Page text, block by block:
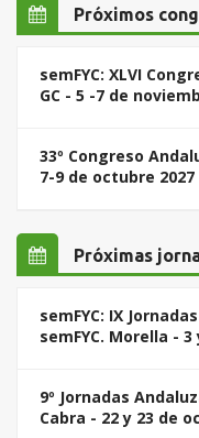
Próximos
semFYC: XLVI
GC - 5 -7 de
33º Congreso
7-9 de octubre 2027
Próximas
semFYC: IX
semFYC. Morella -
9º Jornadas
Cabra - 22 y 23 de